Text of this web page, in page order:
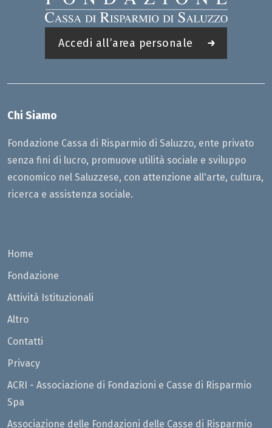
Accedi all’area personale
Chi Siamo
Fondazione Cassa di Risparmio di Saluzzo, ente privato
senza fini di lucro, promuove utilità sociale e sviluppo
economico nel Saluzzese, con attenzione all'arte, cultura,
ricerca e assistenza sociale.
Home
Fondazione
Attività Istituzionali
Altro
Contatti
Privacy
ACRI - Associazione di Fondazioni e Casse di Risparmio
Spa
Associazione delle Fondazioni delle Casse di Risparmio